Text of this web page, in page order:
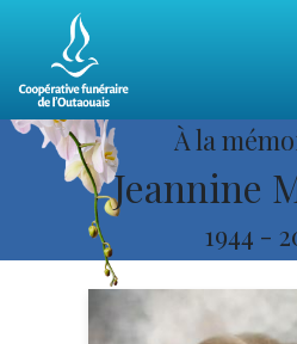
À la
Jeannine
1944 -